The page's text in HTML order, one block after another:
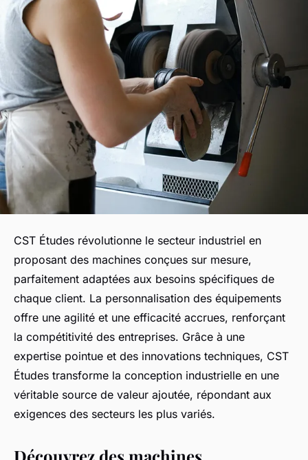
CST Études révolutionne le secteur industriel en
proposant des machines conçues sur mesure,
parfaitement adaptées aux besoins spécifiques de
chaque client. La personnalisation des équipements
offre une agilité et une efficacité accrues, renforçant
la compétitivité des entreprises. Grâce à une
expertise pointue et des innovations techniques, CST
Études transforme la conception industrielle en une
véritable source de valeur ajoutée, répondant aux
exigences des secteurs les plus variés.